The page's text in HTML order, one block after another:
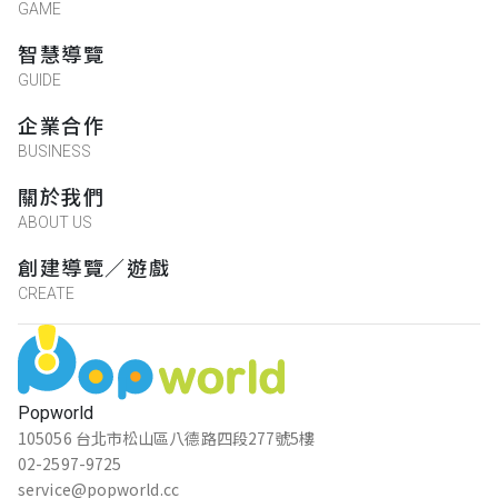
Popworld
105056 台北市松山區八德路四段277號5樓
02-2597-9725
service@popworld.cc
GAME
智慧導覽
GUIDE
企業合作
BUSINESS
關於我們
ABOUT US
創建導覽／遊戲
CREATE